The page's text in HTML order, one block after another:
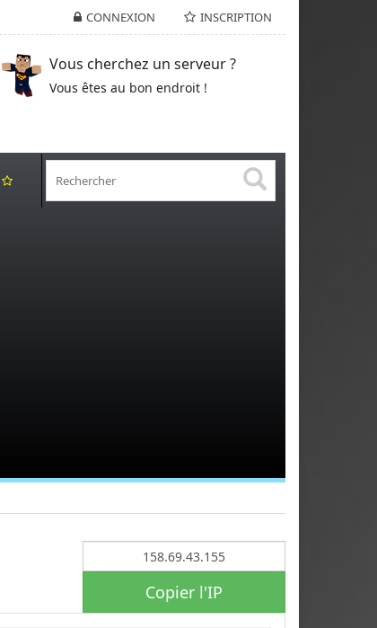
CONNEXION INSCRIPTION
Vous cherchez un serveur ?
Vous êtes au bon endroit !
Copier l'IP